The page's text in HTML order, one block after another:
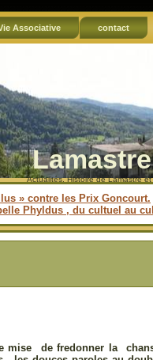
Associative contact
Actualités, Histoire de Lamastre
» contre les Prix Goncourt.
Phyldus , du cultuel au
mise de fredonner la